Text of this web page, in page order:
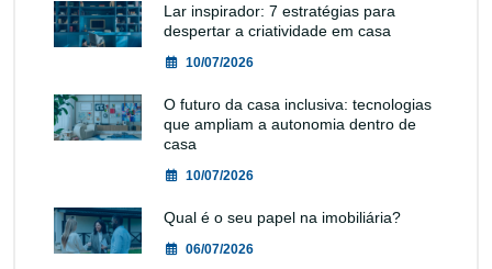
Lar inspirador: 7 estratégias para
despertar a criatividade em casa
10/07/2026
O futuro da casa inclusiva: tecnologias
que ampliam a autonomia dentro de
casa
10/07/2026
Qual é o seu papel na imobiliária?
06/07/2026